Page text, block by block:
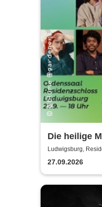
Die heilige
Ludwigsburg,
27.09.2026